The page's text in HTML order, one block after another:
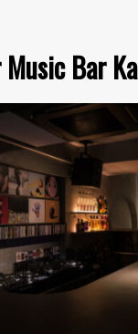
Bar